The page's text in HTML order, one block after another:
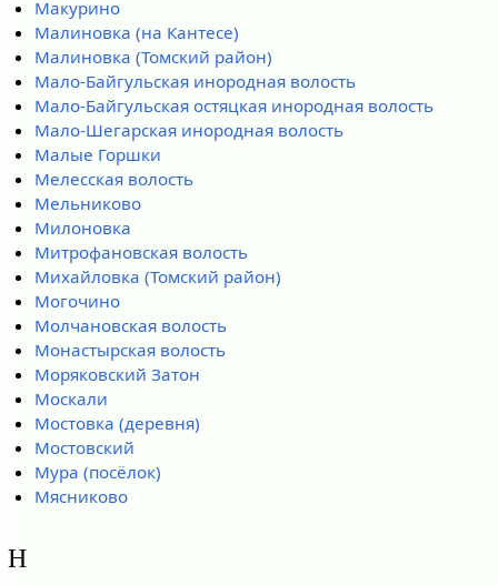
Макурино
Малиновка (на Кантесе)
Малиновка (Томский район)
Мало-Байгульская инородная волость
Мало-Байгульская остяцкая инородная волость
Мало-Шегарская инородная волость
Малые Горшки
Мелесская волость
Мельниково
Милоновка
Митрофановская волость
Михайловка (Томский район)
Могочино
Молчановская волость
Монастырская волость
Моряковский Затон
Москали
Мостовка (деревня)
Мостовский
Мура (посёлок)
Мясниково
Н